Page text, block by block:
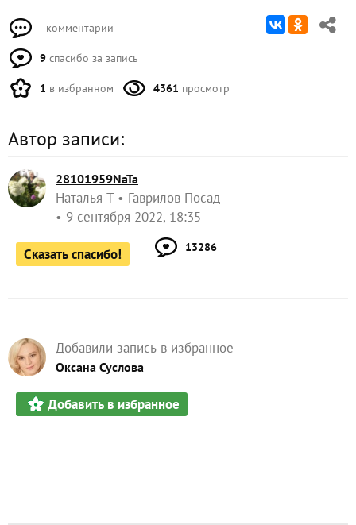
комментарии
9 спасибо за запись
1 в избранном 4361 просмотр
Автор записи:
28101959NaTa
Наталья Т
Гаврилов Посад
9 сентября 2022, 18:35
Сказать спасибо! 13286
Добавили запись в избранное
Оксана Суслова
Добавить в избранное